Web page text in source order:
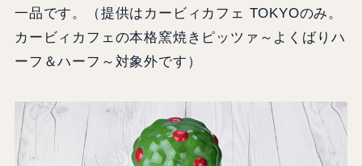
一品です。（提供はカービィカフェ TOKYOのみ。
カービィカフェの本格窯焼きピッツァ～よくばりハ
ーフ＆ハーフ～対象外です）